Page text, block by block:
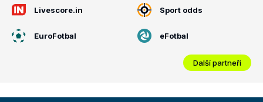
Livescore.in Sport odds
EuroFotbal eFotbal
Další partneři